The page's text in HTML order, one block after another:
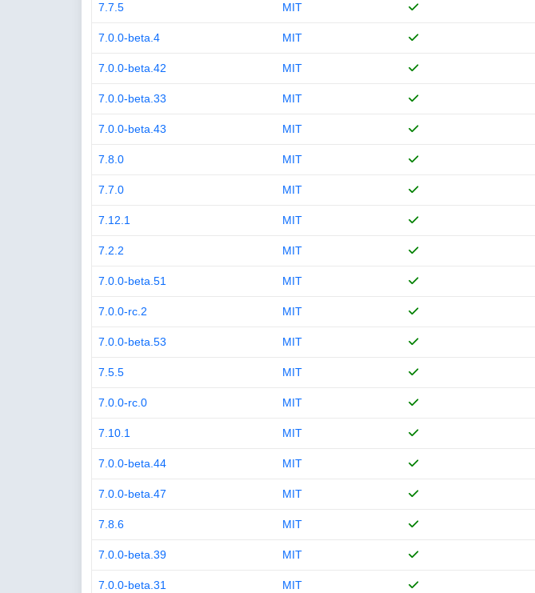
7.7.5 MIT
7.0.0-beta.4 MIT
7.0.0-beta.42 MIT
7.0.0-beta.33 MIT
7.0.0-beta.43 MIT
7.8.0 MIT
7.7.0 MIT
7.12.1 MIT
7.2.2 MIT
7.0.0-beta.51 MIT
7.0.0-rc.2 MIT
7.0.0-beta.53 MIT
7.5.5 MIT
7.0.0-rc.0 MIT
7.10.1 MIT
7.0.0-beta.44 MIT
7.0.0-beta.47 MIT
7.8.6 MIT
7.0.0-beta.39 MIT
7.0.0-beta.31 MIT